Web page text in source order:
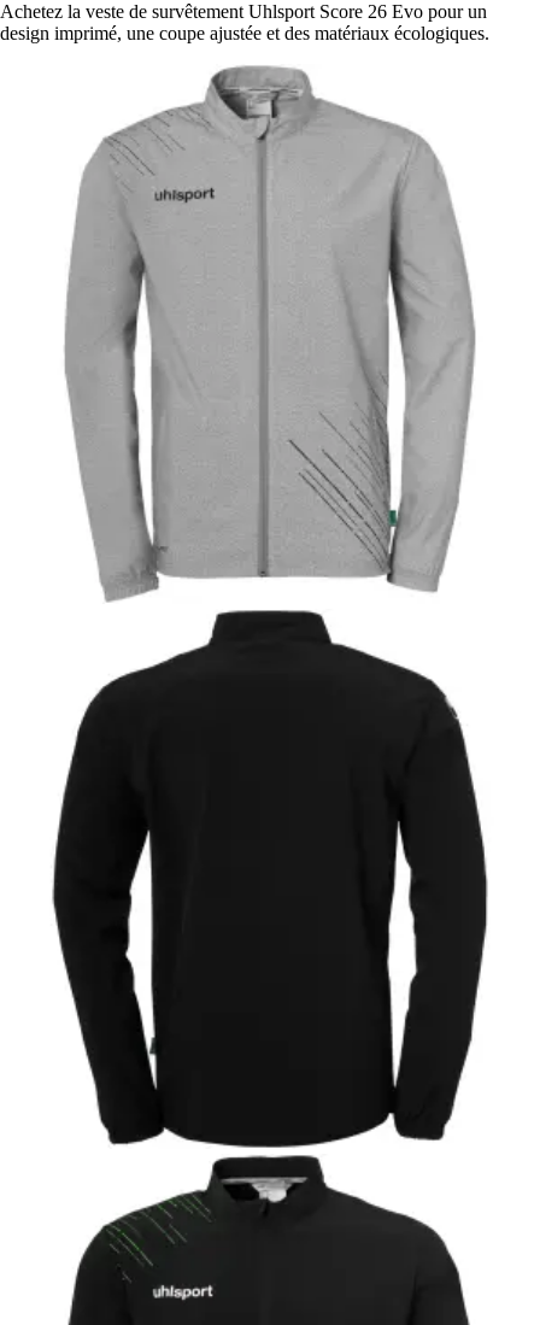
Achetez la veste de survêtement Uhlsport Score 26 Evo pour un
design imprimé, une coupe ajustée et des matériaux écologiques.